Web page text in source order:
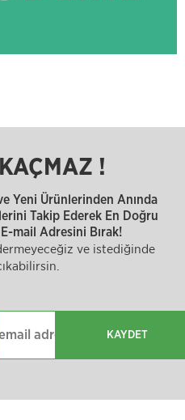
!
Yeni Ürünlerinden Anında
Takip Ederek En Doğru
mail Adresini Bırak!
ve istediğinde
KAYDET